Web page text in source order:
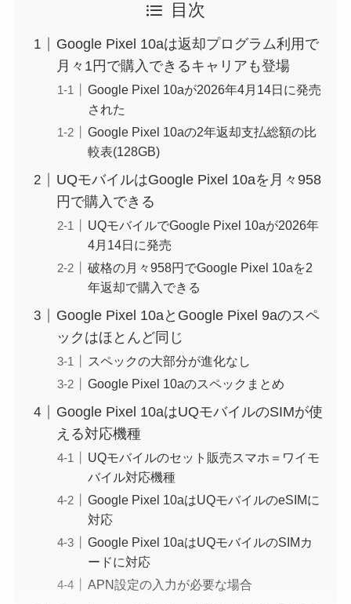
目次
Google Pixel 10aは返却プログラム利用で
月々1円で購入できるキャリアも登場
Google Pixel 10aが2026年4月14日に発売
された
Google Pixel 10aの2年返却支払総額の比
較表(128GB)
UQモバイルはGoogle Pixel 10aを月々958
円で購入できる
UQモバイルでGoogle Pixel 10aが2026年
4月14日に発売
破格の月々958円でGoogle Pixel 10aを2
年返却で購入できる
Google Pixel 10aとGoogle Pixel 9aのスペ
ックはほとんど同じ
スペックの大部分が進化なし
Google Pixel 10aのスペックまとめ
Google Pixel 10aはUQモバイルのSIMが使
える対応機種
UQモバイルのセット販売スマホ＝ワイモ
バイル対応機種
Google Pixel 10aはUQモバイルのeSIMに
対応
Google Pixel 10aはUQモバイルのSIMカ
ードに対応
APN設定の入力が必要な場合